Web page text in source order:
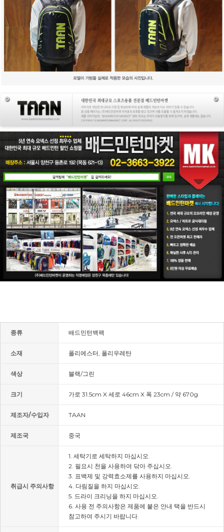
종류 배드민턴백팩
소재 폴리에스터, 폴리우레탄
색상 블랙/그린
크기 가로 31.5cm X 세로 46cm X 폭 23cm / 약 670g
제조자/수입자 TAAN
제조국 중국
취급시 주의사항
1. 세탁기로 세탁하지 마십시오.
2. 필요시 천을 사용하여 닦아 주십시오.
3. 표백제 및 강력효소제를 사용하지 마십시오.
4. 다림질을 하지 마십시오.
5. 드라이 크리닝을 하지 마십시오.
6. 사용 전 주의사항은 제품에 붙은 안내 택을 반드시
참고하여 주시기 바랍니다.